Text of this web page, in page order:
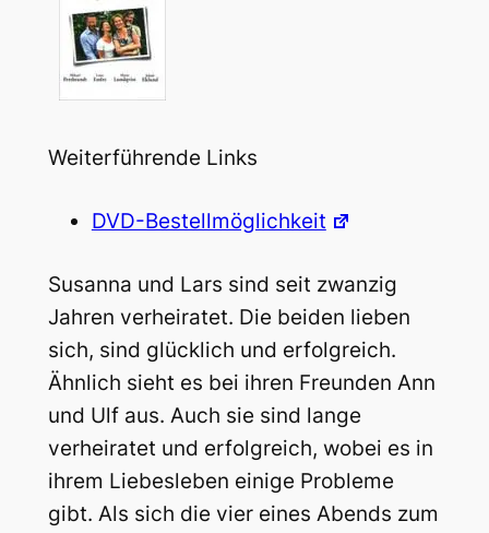
Weiterführende Links
DVD-Bestellmöglichkeit
Susanna und Lars sind seit zwanzig
Jahren verheiratet. Die beiden lieben
sich, sind glücklich und erfolgreich.
Ähnlich sieht es bei ihren Freunden Ann
und Ulf aus. Auch sie sind lange
verheiratet und erfolgreich, wobei es in
ihrem Liebesleben einige Probleme
gibt. Als sich die vier eines Abends zum